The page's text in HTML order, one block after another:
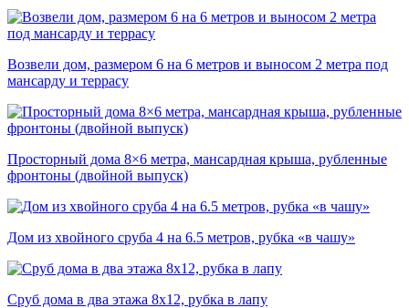
Возвели дом, размером 6 на 6 метров и выносом 2 метра под
мансарду и террасу
Просторный дома 8×6 метра, мансардная крыша, рубленные
фронтоны (двойной выпуск)
Дом из хвойного сруба 4 на 6.5 метров, рубка «в чашу»
Сруб дома в два этажа 8х12, рубка в лапу